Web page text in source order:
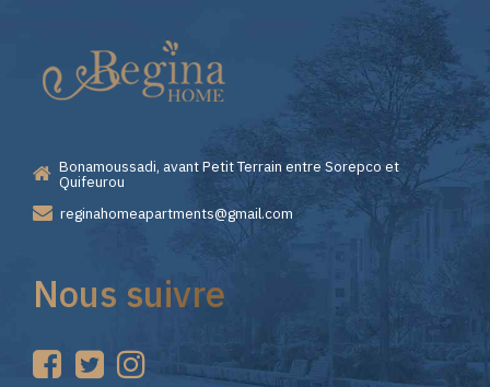
Casino
—
Premiers
Pas
sur
Bonamoussadi, avant Petit Terrain entre Sorepco et
Quifeurou
reginahomeapartments@gmail.com
Nous suivre